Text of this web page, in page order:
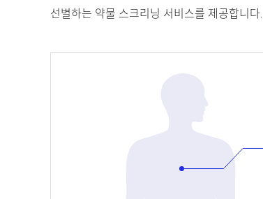
선별하는 약물 스크리닝 서비스를 제공합니다.